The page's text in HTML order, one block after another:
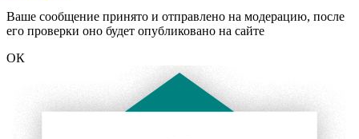
Ваше сообщение принято и отправлено на модерацию, после
его проверки оно будет опубликовано на сайте
ОК